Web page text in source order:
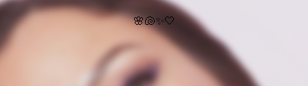
🌸🐚✨🤍